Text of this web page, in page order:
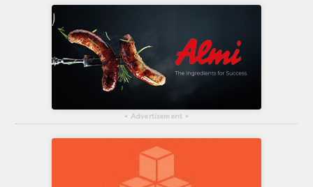
▴ Advertisement ▴